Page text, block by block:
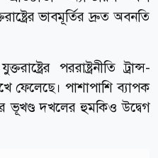
ভাবমূর্তির দ্রুত অবনতি
পররাষ্ট্রনীতি ট্রান্স-
ফেলেছে। পাশাপাশি ব্যাপক
ভূখণ্ড দখলের হুমকিও উদ্বেগ